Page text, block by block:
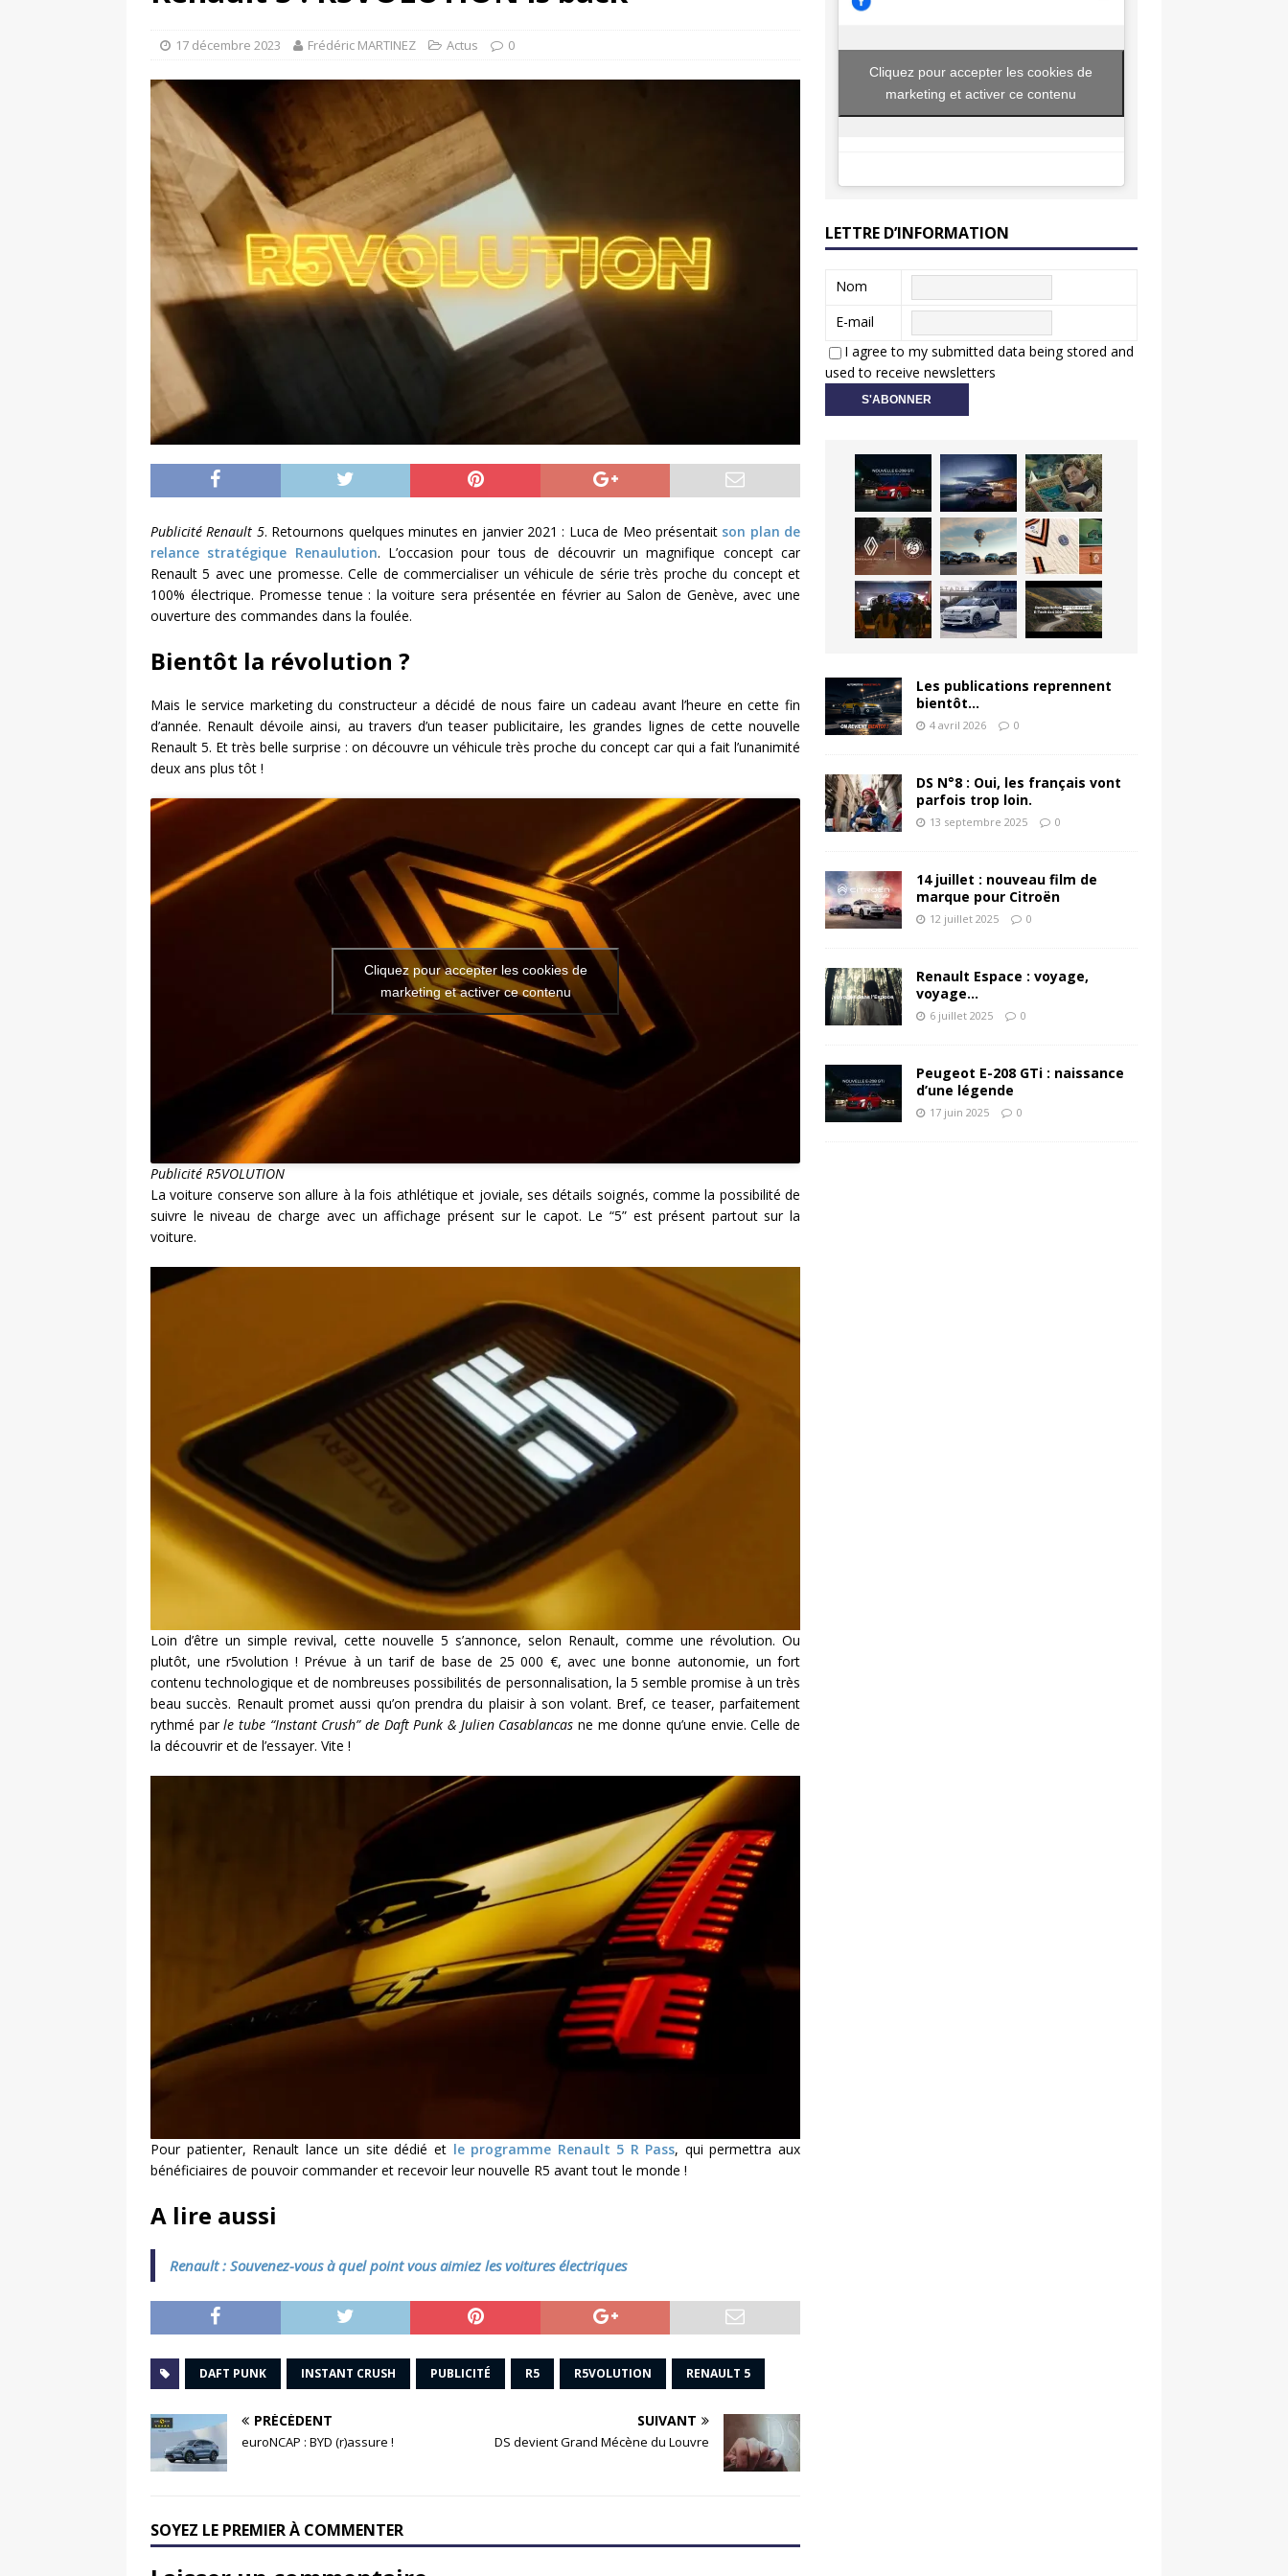
[ 11 avril 2020 ] #StayHome : Honda dévoile un spot publicitaire… confiné!
17 décembre 2023 Frédéric MARTINEZ Actus 0
Publicité Renault 5. Retournons quelques minutes en janvier 2021 : Luca de Meo présentait son plan de
relance stratégique Renaulution. L’occasion pour tous de découvrir un magnifique concept car
Renault 5 avec une promesse. Celle de commercialiser un véhicule de série très proche du concept et
100% électrique. Promesse tenue : la voiture sera présentée en février au Salon de Genève, avec une
ouverture des commandes dans la foulée.
Bientôt la révolution ?
Mais le service marketing du constructeur a décidé de nous faire un cadeau avant l’heure en cette fin
d’année. Renault dévoile ainsi, au travers d’un teaser publicitaire, les grandes lignes de cette nouvelle
Renault 5. Et très belle surprise : on découvre un véhicule très proche du concept car qui a fait l’unanimité
deux ans plus tôt !
Cliquez pour accepter les cookies de
marketing et activer ce contenu
Publicité R5VOLUTION
La voiture conserve son allure à la fois athlétique et joviale, ses détails soignés, comme la possibilité de
suivre le niveau de charge avec un affichage présent sur le capot. Le “5” est présent partout sur la
voiture.
Loin d’être un simple revival, cette nouvelle 5 s’annonce, selon Renault, comme une révolution. Ou
plutôt, une r5volution ! Prévue à un tarif de base de 25 000 €, avec une bonne autonomie, un fort
contenu technologique et de nombreuses possibilités de personnalisation, la 5 semble promise à un très
beau succès. Renault promet aussi qu’on prendra du plaisir à son volant. Bref, ce teaser, parfaitement
rythmé parle tube “Instant Crush” de Daft Punk & Julien Casablancas ne me donne qu’une envie. Celle de
la découvrir et de l’essayer. Vite !
Pour patienter, Renault lance un site dédié et le programme Renault 5 R Pass, qui permettra aux
bénéficiaires de pouvoir commander et recevoir leur nouvelle R5 avant tout le monde !
A lire aussi
Renault : Souvenez-vous à quel point vous aimiez les voitures électriques
DAFT PUNK INSTANT CRUSH PUBLICITÉ R5 R5VOLUTION RENAULT 5
PRÉCÉDENT
euroNCAP : BYD (r)assure !
SUIVANT
DS devient Grand Mécène du Louvre
SOYEZ LE PREMIER À COMMENTER
Cliquez pour accepter les cookies de
marketing et activer ce contenu
LETTRE D’INFORMATION
Nom
E-mail
I agree to my submitted data being stored and
used to receive newsletters
Les publications reprennent
bientôt…
4 avril 2026 0
DS N°8 : Oui, les français vont
parfois trop loin.
13 septembre 2025 0
14 juillet : nouveau film de
marque pour Citroën
12 juillet 2025 0
Renault Espace : voyage,
voyage…
6 juillet 2025 0
Peugeot E-208 GTi : naissance
d’une légende
17 juin 2025 0